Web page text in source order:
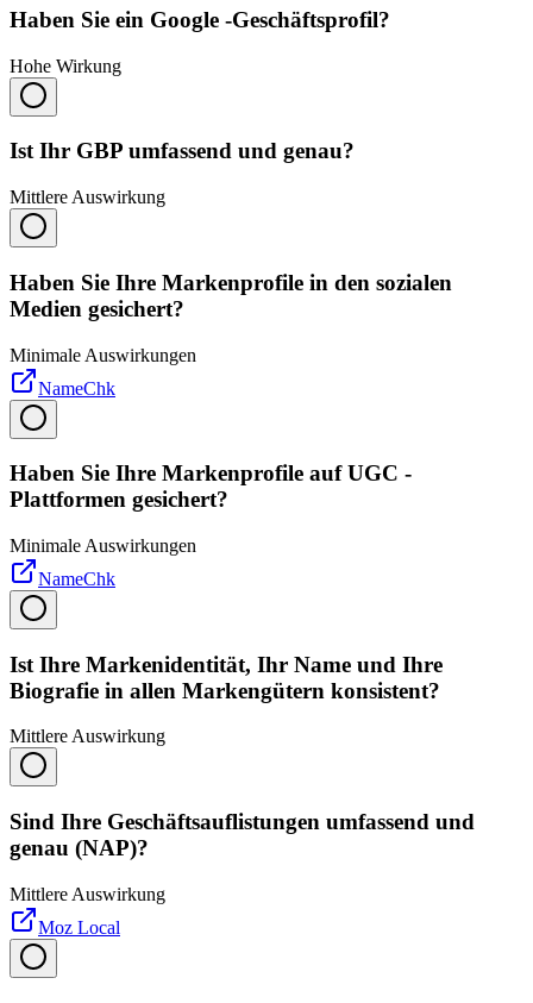
Haben Sie ein Google -Geschäftsprofil?
Hohe Wirkung
Ist Ihr GBP umfassend und genau?
Mittlere Auswirkung
Haben Sie Ihre Markenprofile in den sozialen
Medien gesichert?
Minimale Auswirkungen
NameChk
Haben Sie Ihre Markenprofile auf UGC -
Plattformen gesichert?
Minimale Auswirkungen
NameChk
Ist Ihre Markenidentität, Ihr Name und Ihre
Biografie in allen Markengütern konsistent?
Mittlere Auswirkung
Sind Ihre Geschäftsauflistungen umfassend und
genau (NAP)?
Mittlere Auswirkung
Moz Local